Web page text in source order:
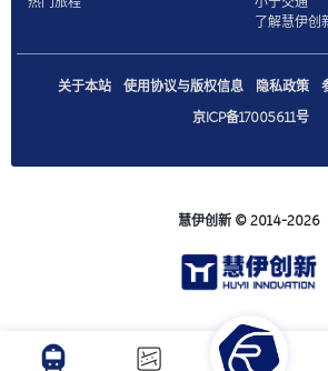
了解慧伊创
关于本站 使用协议与版权信息 隐私政策
京ICP备17005611号
慧伊创新 © 2014-2026